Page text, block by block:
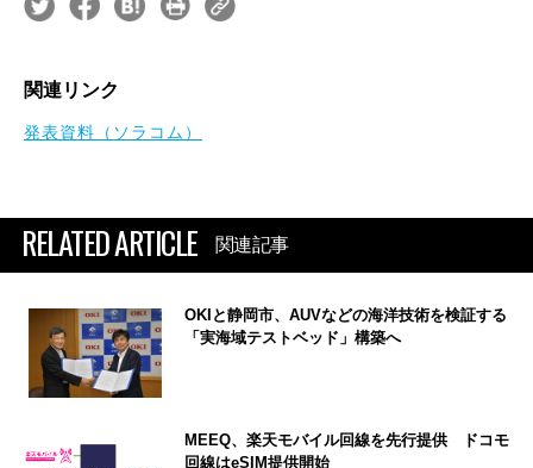
関連リンク
発表資料（ソラコム）
RELATED ARTICLE 関連記事
OKIと静岡市、AUVなどの海洋技術を検証する
「実海域テストベッド」構築へ
MEEQ、楽天モバイル回線を先行提供 ドコモ
回線はeSIM提供開始